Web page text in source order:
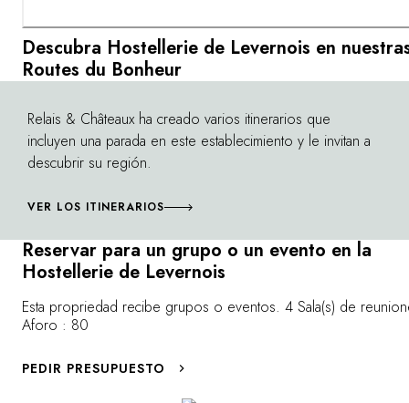
Descubra Hostellerie de Levernois en
Routes du Bonheur
Relais & Châteaux ha creado varios itinerarios que
incluyen una parada en este establecimiento y le invitan a
descubrir su región.
VER LOS ITINERARIOS
Reservar para un grupo o un evento en la
Hostellerie de Levernois
Esta propriedad recibe grupos o eventos. 4 Sala(s) de
Aforo : 80
PEDIR PRESUPUESTO